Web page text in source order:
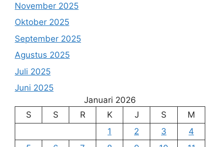
November 2025
Oktober 2025
September 2025
Agustus 2025
Juli 2025
Juni 2025
Januari 2026
S
S R K J S
M
1
2 3
4